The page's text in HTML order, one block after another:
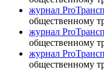
журнал
общественному
журнал
общественному
журнал
общественному